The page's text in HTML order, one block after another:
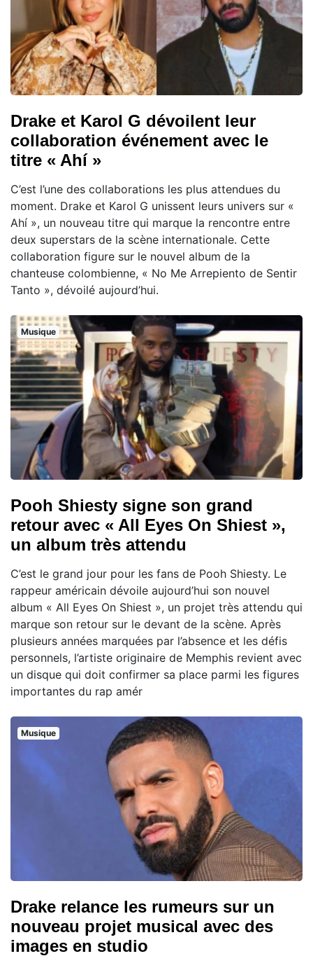
Drake et Karol G dévoilent leur
collaboration événement avec le
titre « Ahí »
C’est l’une des collaborations les plus attendues du
moment. Drake et Karol G unissent leurs univers sur «
Ahí », un nouveau titre qui marque la rencontre entre
deux superstars de la scène internationale. Cette
collaboration figure sur le nouvel album de la
chanteuse colombienne, « No Me Arrepiento de Sentir
Tanto », dévoilé aujourd’hui.
Musique
Pooh Shiesty signe son grand
retour avec « All Eyes On Shiest »,
un album très attendu
C’est le grand jour pour les fans de Pooh Shiesty. Le
rappeur américain dévoile aujourd’hui son nouvel
album « All Eyes On Shiest », un projet très attendu qui
marque son retour sur le devant de la scène. Après
plusieurs années marquées par l’absence et les défis
personnels, l’artiste originaire de Memphis revient avec
un disque qui doit confirmer sa place parmi les figures
importantes du rap amér
Musique
Drake relance les rumeurs sur un
nouveau projet musical avec des
images en studio